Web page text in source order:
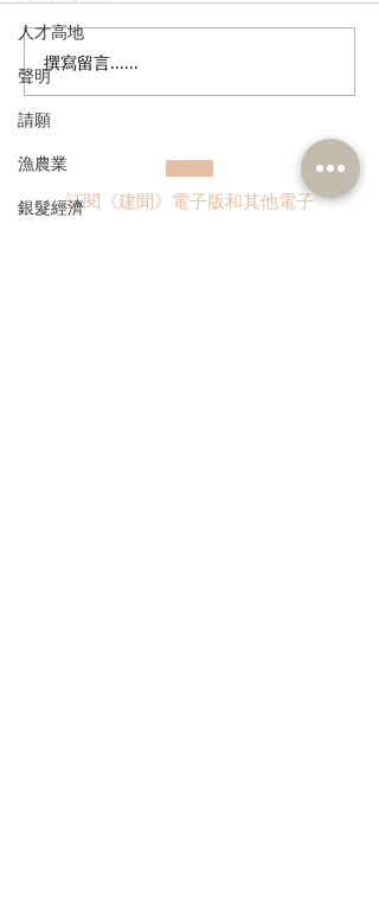
人才高地
聲明
請願
漁農業
銀髮經濟
走進蔚來、國盾量子與科
大訊飛，港區人大代表團
撰寫留言......
訂閱《建聞》電子版和其他電子